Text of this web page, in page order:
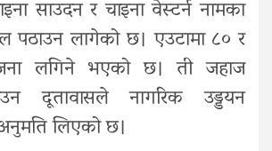
साउदन र चाइना वेस्टर्न नामका
पठाउन लागेको छ। एउटामा ८० र
लगिने भएको छ। ती जहाज
दूतावासले नागरिक उड्डयन
लिएको छ।